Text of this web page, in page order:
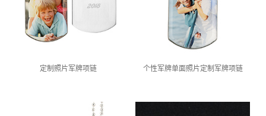
定制照片军牌项链 个性军牌单面照片定制军牌项链